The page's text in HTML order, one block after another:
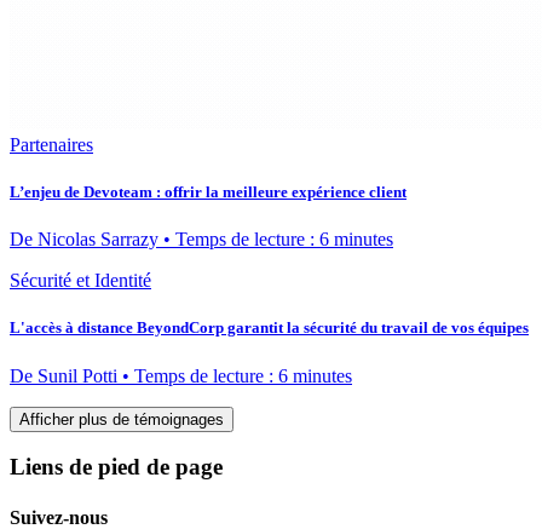
Partenaires
L’enjeu de Devoteam : offrir la meilleure expérience client
De Nicolas Sarrazy • Temps de lecture : 6 minutes
Sécurité et Identité
L'accès à distance BeyondCorp garantit la sécurité du travail de vos équipes
De Sunil Potti • Temps de lecture : 6 minutes
Afficher plus de témoignages
Liens de pied de page
Suivez-nous